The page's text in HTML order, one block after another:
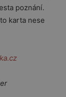
poznání.
karta nese